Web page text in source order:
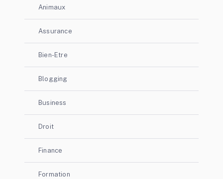
Animaux
Assurance
Bien-Etre
Blogging
Business
Droit
Finance
Formation